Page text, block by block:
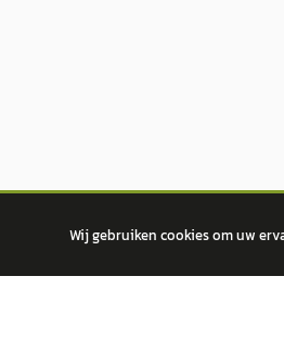
Wij gebruiken cookies om uw